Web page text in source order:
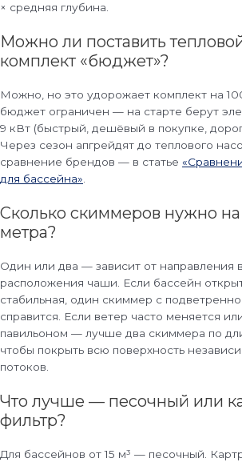
× средняя глубина.
Можно ли поставить
комплект «бюджет»?
Можно, но это удорожает комплект на
бюджет ограничен — на старте берут
9 кВт (быстрый, дешёвый в покупке,
Через сезон апгрейдят до теплового
сравнение брендов — в статье
для бассейна»
Сколько скиммеров нужно
метра?
Один или два — зависит от направления
расположения чаши. Если бассейн
стабильная, один скиммер с
справится. Если ветер часто меняется
павильоном — лучше два скиммера по
чтобы покрыть всю поверхность
потоков.
Что лучше — песочный или
фильтр?
Для бассейнов от 15 м³ — песочный.